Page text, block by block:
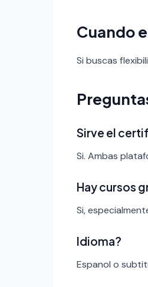
Cuando
Si buscas
Sirve el
Si. Ambas
Hay cursos
Si,
Idioma?
Espanol o